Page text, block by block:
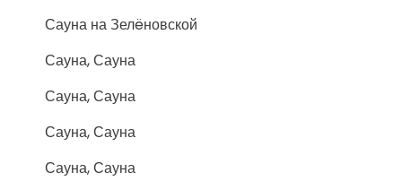
Сауна на Зелëновской
Сауна, Сауна
Сауна, Сауна
Сауна, Сауна
Сауна, Сауна